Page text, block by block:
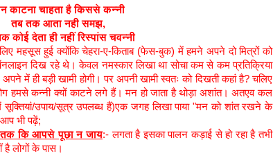
काटना चाहता है किससे कन्नी
तब तक आता नही समझ,
कोई देता ही नहीं रिस्पांस चवन्नी
महसूस हुई क्योंकि चेहरा-ए-किताब (फेस-बुक) में हमने अपने दो मित्रों को
दिख रहे थे। केवल नमस्कार लिखा था सोचा कम से कम प्रतिक्रिया
में ही बड़ी खामी होगी। पर अपनी खामी स्वतः को दिखती कहां है? चलिए
हमसे कन्नी क्यों काटने लगे हैं। मन हो जाता है थोड़ा अशांत। अतएव कल
उपाय/सूत्र उपलब्ध हैं)एक जगह लिखा पाया "मन को शांत रखने के
भी पढ़ें;
कि आपसे पूछा न जाय:- लगता है इसका पालन कड़ाई से हो रहा है तभी
है लोगों के पास।